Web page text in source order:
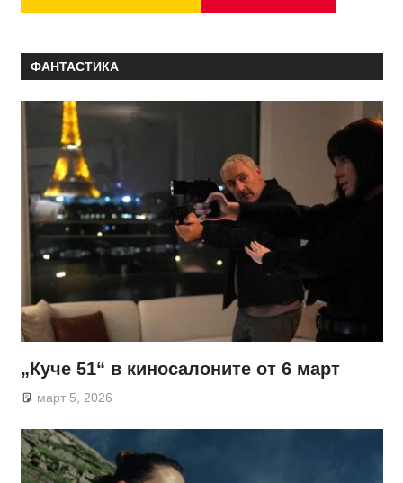
ФАНТАСТИКА
„Куче 51“ в киносалоните от 6 март
март 5, 2026